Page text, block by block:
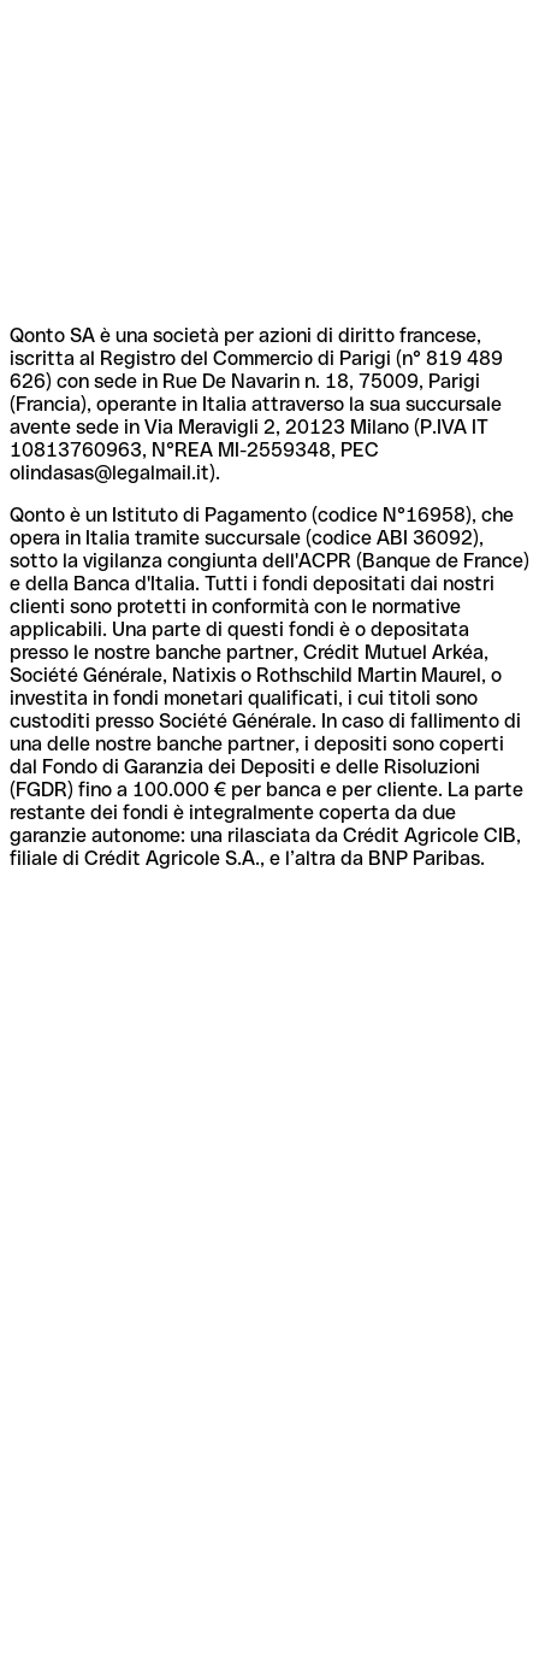
Qonto SA è una società per azioni di diritto francese,
iscritta al Registro del Commercio di Parigi (n° 819 489
626) con sede in Rue De Navarin n. 18, 75009, Parigi
(Francia), operante in Italia attraverso la sua succursale
avente sede in Via Meravigli 2, 20123 Milano (P.IVA IT
10813760963, N°REA MI-2559348, PEC
olindasas@legalmail.it).
Qonto è un Istituto di Pagamento (codice N°16958), che
opera in Italia tramite succursale (codice ABI 36092),
sotto la vigilanza congiunta dell'ACPR (Banque de France)
e della Banca d'Italia. Tutti i fondi depositati dai nostri
clienti sono protetti in conformità con le normative
applicabili. Una parte di questi fondi è o depositata
presso le nostre banche partner, Crédit Mutuel Arkéa,
Société Générale, Natixis o Rothschild Martin Maurel, o
investita in fondi monetari qualificati, i cui titoli sono
custoditi presso Société Générale. In caso di fallimento di
una delle nostre banche partner, i depositi sono coperti
dal Fondo di Garanzia dei Depositi e delle Risoluzioni
(FGDR) fino a 100.000 € per banca e per cliente. La parte
restante dei fondi è integralmente coperta da due
garanzie autonome: una rilasciata da Crédit Agricole CIB,
filiale di Crédit Agricole S.A., e l’altra da BNP Paribas.